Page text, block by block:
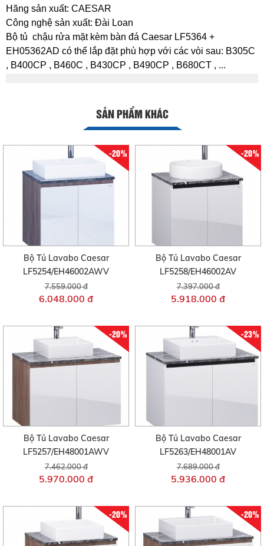
Hãng sản xuất: CAESAR
Công nghệ sản xuất: Đài Loan
Bộ tủ chậu rửa mặt kèm bàn đá Caesar LF5364 +
EH05362AD có thể lắp đặt phù hợp với các vòi sau: B305C
, B400CP , B460C , B430CP , B490CP , B680CT , ...
SẢN PHẨM KHÁC
-20%
Bộ Tủ Lavabo Caesar
LF5254/EH46002AWV
7.559.000 đ
6.048.000 đ
-20%
Bộ Tủ Lavabo Caesar
LF5258/EH46002AV
7.397.000 đ
5.918.000 đ
-20%
Bộ Tủ Lavabo Caesar
LF5257/EH48001AWV
7.462.000 đ
5.970.000 đ
-23%
Bộ Tủ Lavabo Caesar
LF5263/EH48001AV
7.689.000 đ
5.936.000 đ
-20% -20%